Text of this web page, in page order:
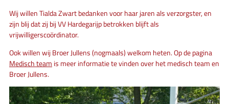
Wij willen Tialda Zwart bedanken voor haar jaren als verzorgster, en
zijn blij dat zij bij VV Hardegarijp betrokken blijft als
vrijwilligerscoördinator.
Ook willen wij Broer Jullens (nogmaals) welkom heten. Op de pagina
Medisch team is meer informatie te vinden over het medisch team en
Broer Jullens.